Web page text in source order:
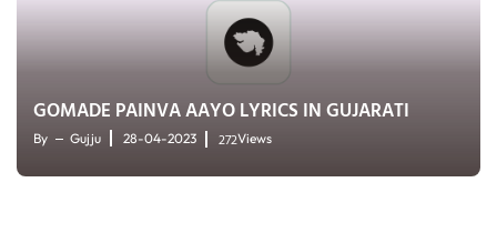
GOMADE PAINVA AAYO LYRICS IN GUJARATI
By Gujju 28-04-2023 272Views